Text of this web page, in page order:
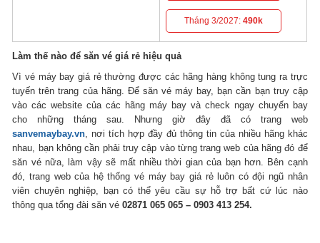
Tháng 3/2027:490k
Làm thế nào để săn vé giá rẻ hiệu quả
Vì vé máy bay giá rẻ thường được các hãng hàng không tung ra trực
tuyến trên trang của hãng. Để săn vé máy bay, bạn cần bạn truy cập
vào các website của các hãng máy bay và check ngay chuyến bay
cho những tháng sau. Nhưng giờ đây đã có trang web
sanvemaybay.vn , nơi tích hợp đầy đủ thông tin của nhiều hãng khác
nhau, bạn không cần phải truy cập vào từng trang web của hãng đó để
săn vé nữa, làm vậy sẽ mất nhiều thời gian của bạn hơn. Bên cạnh
đó, trang web của hệ thống vé máy bay giá rẻ luôn có đội ngũ nhân
viên chuyên nghiệp, bạn có thể yêu cầu sự hỗ trợ bất cứ lúc nào
thông qua tổng đài săn vé02871 065 065 – 0903 413 254.